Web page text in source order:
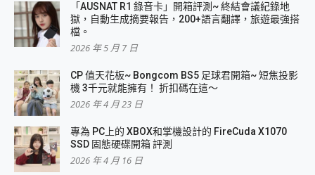
「AUSNAT R1 錄音卡」開箱評測~ 終結會議紀錄地
獄，自動生成摘要報告，200+語言翻譯，旅遊最強搭
檔。
2026 年 5 月 7 日
CP 值天花板~ Bongcom BS5 足球君開箱~ 短焦投影
機 3千元就能擁有！ 折扣碼在這～
2026 年 4 月 23 日
專為 PC上的 XBOX和掌機設計的 FireCuda X1070
SSD 固態硬碟開箱 評測
2026 年 4 月 16 日